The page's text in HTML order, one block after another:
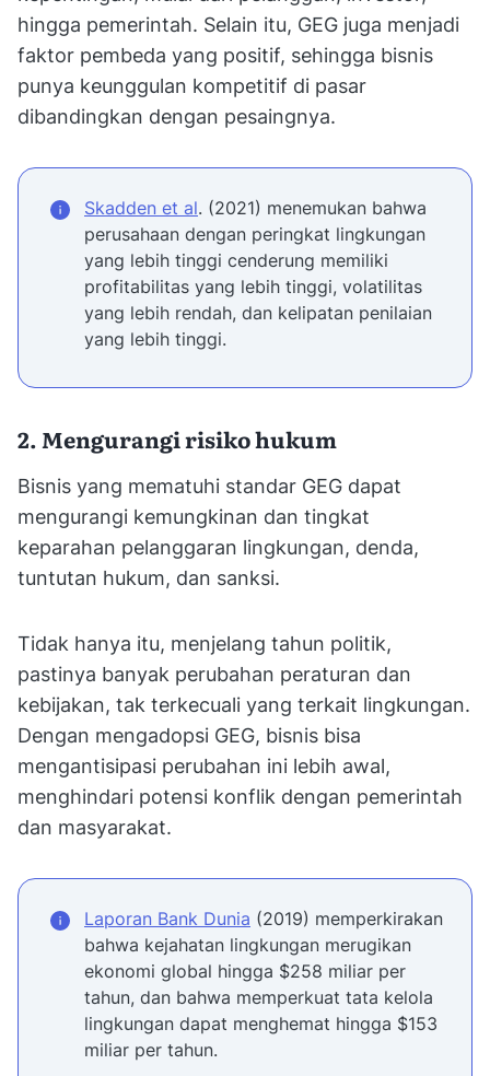
hingga pemerintah. Selain itu, GEG juga menjadi
faktor pembeda yang positif, sehingga bisnis
punya keunggulan kompetitif di pasar
dibandingkan dengan pesaingnya.
Skadden et al. (2021) menemukan bahwa
perusahaan dengan peringkat lingkungan
yang lebih tinggi cenderung memiliki
profitabilitas yang lebih tinggi, volatilitas
yang lebih rendah, dan kelipatan penilaian
yang lebih tinggi.
2. Mengurangi risiko hukum
Bisnis yang mematuhi standar GEG dapat
mengurangi kemungkinan dan tingkat
keparahan pelanggaran lingkungan, denda,
tuntutan hukum, dan sanksi.
Tidak hanya itu, menjelang tahun politik,
pastinya banyak perubahan peraturan dan
kebijakan, tak terkecuali yang terkait lingkungan.
Dengan mengadopsi GEG, bisnis bisa
mengantisipasi perubahan ini lebih awal,
menghindari potensi konflik dengan pemerintah
dan masyarakat.
Laporan Bank Dunia (2019) memperkirakan
bahwa kejahatan lingkungan merugikan
ekonomi global hingga $258 miliar per
tahun, dan bahwa memperkuat tata kelola
lingkungan dapat menghemat hingga $153
miliar per tahun.